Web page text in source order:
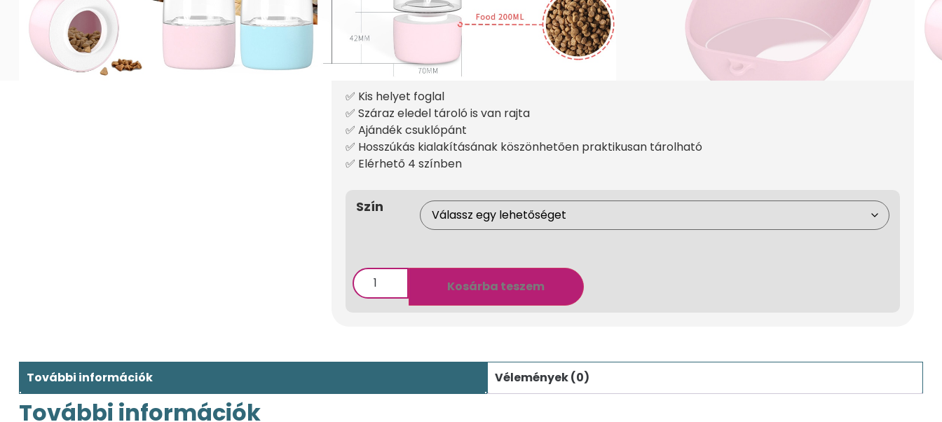
A nagy melegben mindenkinek megnő a vízigénye 💦 Ha kutyusod megszomjazik a nagy
rohangálásban, akkor jó ha kéznél van egy kis víz 🤙🏻 Persze ehhez edény is kellene, azonban
hordozható, kettő az egyben víz adagolónkkal máris egyszerűbb a séta 😍⁠
✅ Kis helyet foglal⁠
✅ Száraz eledel tároló is van rajta⁠
✅ Ajándék csuklópánt⁠
✅ Hosszúkás kialakításának köszönhetően praktikusan tárolható⁠
✅ Elérhető 4 színben⁠
Szín
Kosárba teszem
További információk Vélemények (0)
További információk